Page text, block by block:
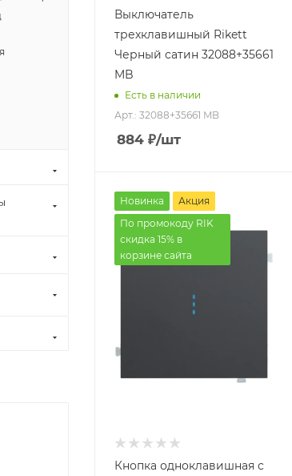
Выключатель
трехклавишный Rikett
Черный сатин 32088+35661
MB
Есть в наличии
Арт.: 32088+35661 MB
884 ₽/шт
Новинка
Акция
По промокоду RIK
скидка 15% в
корзине сайта
Кнопка одноклавишная с